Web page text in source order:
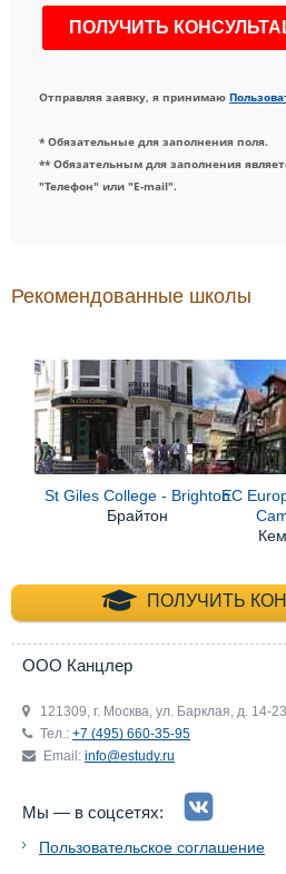
Отправляя заявку, я принимаю
* Обязательные для заполнения поля.
** Обязательным для заполнения
"Телефон" или "E-mail".
Рекомендованные школы
St Giles College - Brighton
Брайтон
EC
ПОЛУЧИТЬ
ООО Канцлер
121309, г. Москва, ул. Барклая, д. 14-23
Тел.: +7 (495) 660-35-95
Email: info@estudy.ru
Мы — в соцсетях:
Пользовательское соглашение